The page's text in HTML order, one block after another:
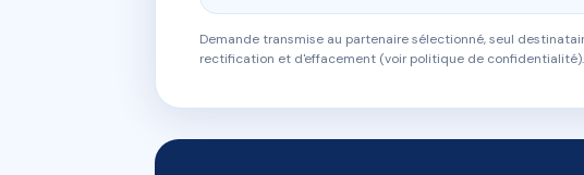
Demande transmise au partenaire sélectionné, seul
rectification et d'effacement (voir politique de confidentialité).